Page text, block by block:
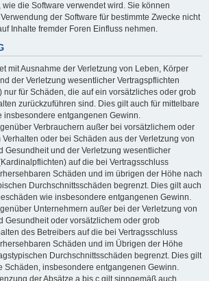
wie die Software verwendet wird. Sie können
der Software für bestimmte Zwecke nicht
Inhalte fremder Foren Einfluss nehmen.
mit Ausnahme der Verletzung von Leben, Körper
der Verletzung wesentlicher Vertragspflichten
nur für Schäden, die auf ein vorsätzliches oder grob
zurückzuführen sind. Dies gilt auch für mittelbare
insbesondere entgangenen Gewinn.
Verbrauchern außer bei vorsätzlichem oder
oder bei Schäden aus der Verletzung von
Gesundheit und der Verletzung wesentlicher
auf die bei Vertragsschluss
Schäden und im übrigen der Höhe nach
Durchschnittsschäden begrenzt. Dies gilt auch
wie insbesondere entgangenen Gewinn.
Unternehmern außer bei der Verletzung von
Gesundheit oder vorsätzlichem oder grob
des Betreibers auf die bei Vertragsschluss
Schäden und im Übrigen der Höhe
Durchschnittsschäden begrenzt. Dies gilt
Schäden, insbesondere entgangenen Gewinn.
der Absätze a bis c gilt sinngemäß auch